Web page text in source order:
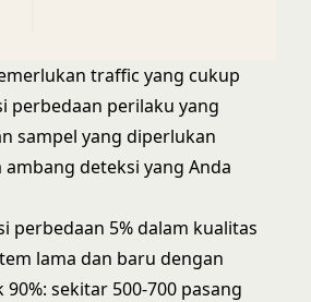
traffic yang cukup
perbedaan perilaku yang
sampel yang diperlukan
deteksi yang Anda
perbedaan 5% dalam kualitas
lama dan baru dengan
sekitar 500-700 pasang